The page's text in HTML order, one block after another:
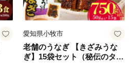
愛知県小牧市
老舗のうなぎ 【きざみうな
ぎ】15袋セット（秘伝のタレ